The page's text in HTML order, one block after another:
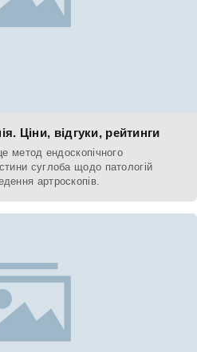
Ціни, відгуки, рейтинги
метод ендоскопічного
суглоба щодо патологій
артроскопів.